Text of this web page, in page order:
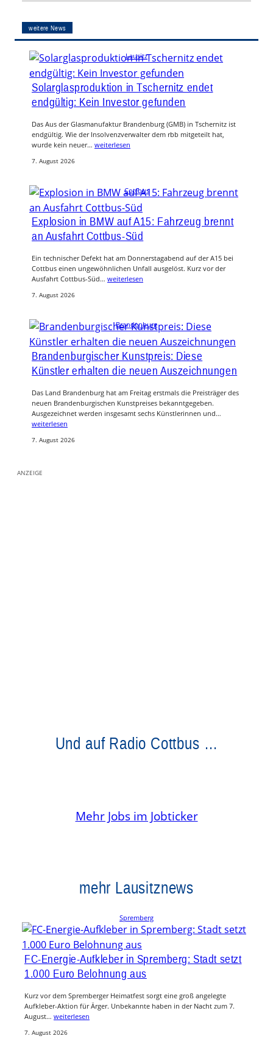
weitere News
Lausitz
Solarglasproduktion in Tschernitz endet
endgültig: Kein Investor gefunden
Das Aus der Glasmanufaktur Brandenburg (GMB) in Tschernitz ist
endgültig. Wie der Insolvenzverwalter dem rbb mitgeteilt hat,
wurde kein neuer… weiterlesen
7. August 2026
Cottbus
Explosion in BMW auf A15: Fahrzeug brennt
an Ausfahrt Cottbus-Süd
Ein technischer Defekt hat am Donnerstagabend auf der A15 bei
Cottbus einen ungewöhnlichen Unfall ausgelöst. Kurz vor der
Ausfahrt Cottbus-Süd… weiterlesen
7. August 2026
Brandenburg
Brandenburgischer Kunstpreis: Diese
Künstler erhalten die neuen Auszeichnungen
Das Land Brandenburg hat am Freitag erstmals die Preisträger des
neuen Brandenburgischen Kunstpreises bekanntgegeben.
Ausgezeichnet werden insgesamt sechs Künstlerinnen und…
weiterlesen
7. August 2026
Und auf Radio Cottbus …
Mehr Jobs im Jobticker
mehr Lausitznews
Spremberg
FC-Energie-Aufkleber in Spremberg: Stadt setzt
1.000 Euro Belohnung aus
Kurz vor dem Spremberger Heimatfest sorgt eine groß angelegte
Aufkleber-Aktion für Ärger. Unbekannte haben in der Nacht zum 7.
August… weiterlesen
7. August 2026